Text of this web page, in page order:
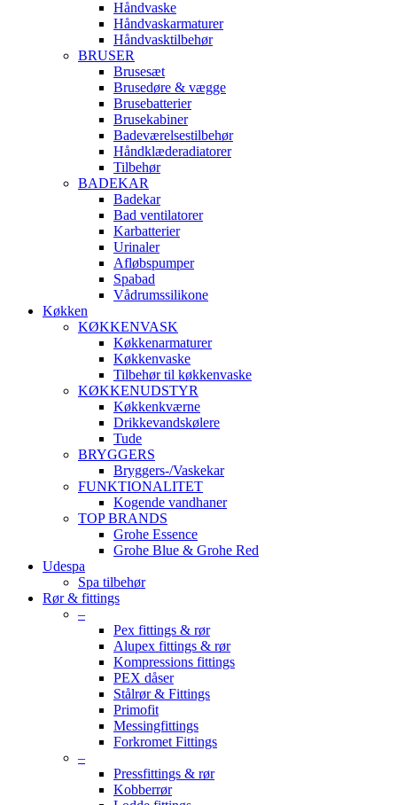
Håndvaske
Håndvaskarmaturer
Håndvasktilbehør
BRUSER
Brusesæt
Brusedøre & vægge
Brusebatterier
Brusekabiner
Badeværelsestilbehør
Håndklæderadiatorer
Tilbehør
BADEKAR
Badekar
Bad ventilatorer
Karbatterier
Urinaler
Afløbspumper
Spabad
Vådrumssilikone
Køkken
KØKKENVASK
Køkkenarmaturer
Køkkenvaske
Tilbehør til køkkenvaske
KØKKENUDSTYR
Køkkenkværne
Drikkevandskølere
Tude
BRYGGERS
Bryggers-/Vaskekar
FUNKTIONALITET
Kogende vandhaner
TOP BRANDS
Grohe Essence
Grohe Blue & Grohe Red
Udespa
Spa tilbehør
Rør & fittings
–
Pex fittings & rør
Alupex fittings & rør
Kompressions fittings
PEX dåser
Stålrør & Fittings
Primofit
Messingfittings
Forkromet Fittings
–
Pressfittings & rør
Kobberrør